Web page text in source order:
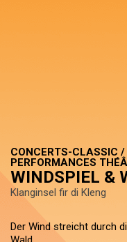
CONCERTS-CLASSIC
PERFORMANCES
WINDSPIEL &
Klanginsel fir di Kleng
Der Wind streicht durch